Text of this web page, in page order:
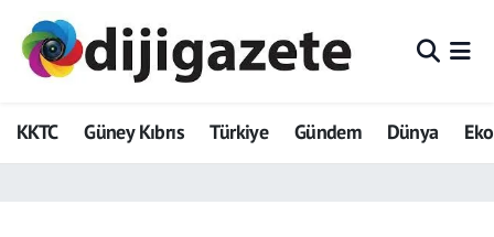
KKTC Güney Kıbrıs Türkiye Gündem Dünya
ADVERTORIAL
Dijigazete
Hava Durumu
Trafik Durumu